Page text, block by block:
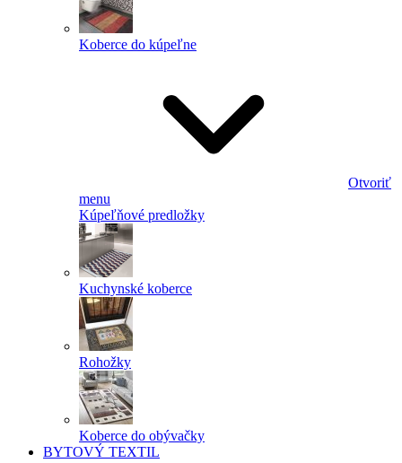
Koberce do kúpeľne
Otvoriť
menu
Kúpeľňové predložky
Kuchynské koberce
Rohožky
Koberce do obývačky
BYTOVÝ TEXTIL